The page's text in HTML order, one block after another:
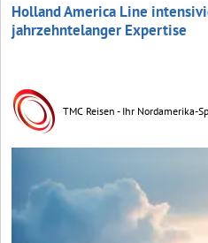
Holland America Line
jahrzehntelanger Expertise
TMC Reisen - Ihr Nordamerika-